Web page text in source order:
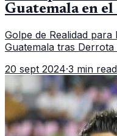
Guatemala en
Golpe de Realidad para
Guatemala tras
perdiendo por un contu
20 sept 2024·3 min read